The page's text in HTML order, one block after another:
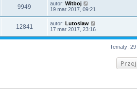
9949 autor: Witboj
19 mar 2017, 09:21
12841 autor: Lutoslaw
17 mar 2017, 23:16
Tematy: 29